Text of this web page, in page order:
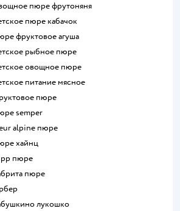
пюре фрутоняня
пюре кабачок
фруктовое агуша
рыбное пюре
овощное пюре
питание мясное
фруктовое пюре
semper
alpine пюре
хайнц
пюре
пюре
лукошко